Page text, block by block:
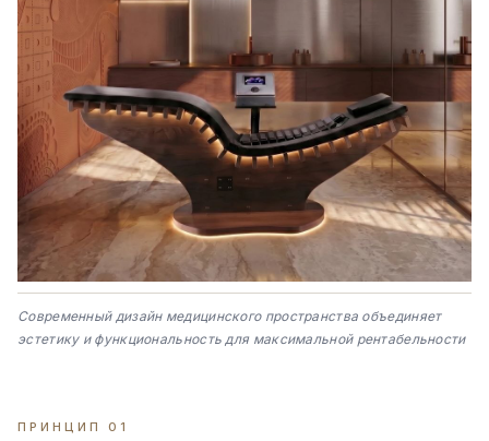
Современный дизайн медицинского пространства объединяет
эстетику и функциональность для максимальной рентабельности
ПРИНЦИП 01